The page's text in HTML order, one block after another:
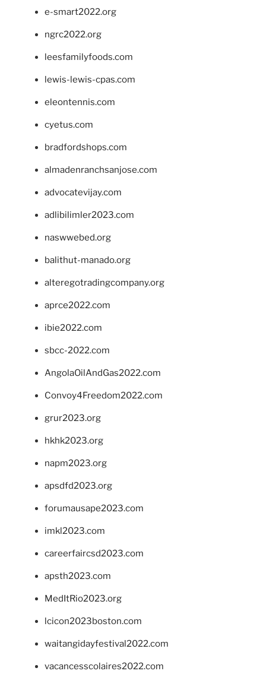
e-smart2022.org
ngrc2022.org
leesfamilyfoods.com
lewis-lewis-cpas.com
eleontennis.com
cyetus.com
bradfordshops.com
almadenranchsanjose.com
advocatevijay.com
adlibilimler2023.com
naswwebed.org
balithut-manado.org
alteregotradingcompany.org
aprce2022.com
ibie2022.com
sbcc-2022.com
AngolaOilAndGas2022.com
Convoy4Freedom2022.com
grur2023.org
hkhk2023.org
napm2023.org
apsdfd2023.org
forumausape2023.com
imkl2023.com
careerfaircsd2023.com
apsth2023.com
MedItRio2023.org
lcicon2023boston.com
waitangidayfestival2022.com
vacancesscolaires2022.com